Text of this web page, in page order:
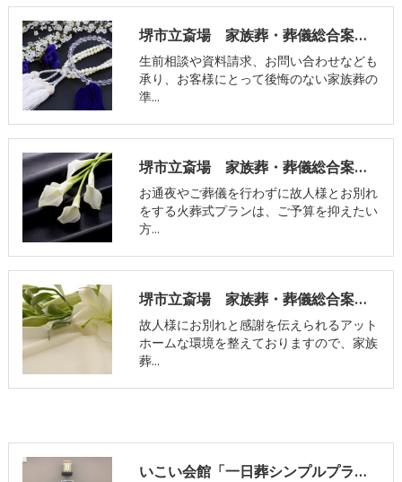
堺市立斎場 家族葬・葬儀総合案内窓口の口コミ情報
生前相談や資料請求、お問い合わせなども
承り、お客様にとって後悔のない家族葬の
準…
堺市立斎場 家族葬・葬儀総合案内窓口の評判
お通夜やご葬儀を行わずに故人様とお別れ
をする火葬式プランは、ご予算を抑えたい
方…
堺市立斎場 家族葬・葬儀総合案内窓口のお客様からの声
故人様にお別れと感謝を伝えられるアット
ホームな環境を整えておりますので、家族
葬…
いこい会館「一日葬シンプルプラン」